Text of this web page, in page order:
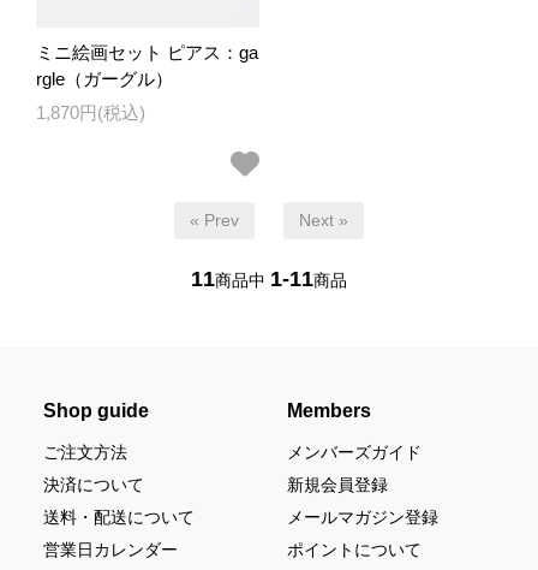
ミニ絵画セット ピアス：ga
rgle（ガーグル）
1,870円(税込)
« Prev Next »
11商品中 1-11商品
Shop guide
ご注文方法
決済について
送料・配送について
営業日カレンダー
Members
メンバーズガイド
新規会員登録
メールマガジン登録
ポイントについて